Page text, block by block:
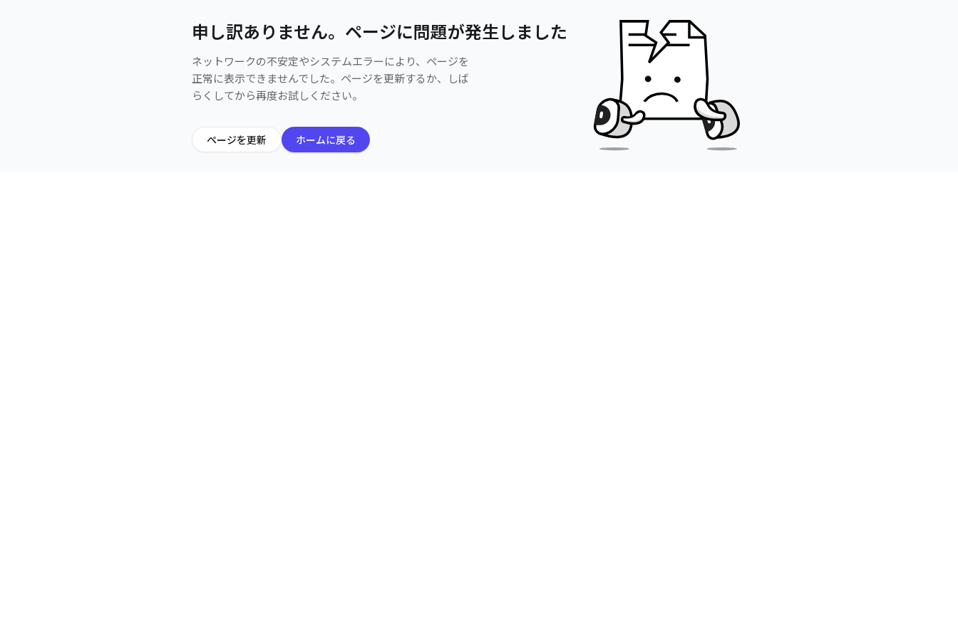
申し訳ありません。ページに問題が発生しました
ネットワークの不安定やシステムエラーにより、ページを
正常に表示できませんでした。ページを更新するか、しば
らくしてから再度お試しください。
ページを更新 ホームに戻る